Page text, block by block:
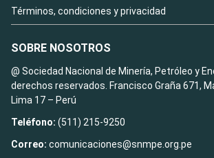
Términos, condiciones y privacidad
SOBRE NOSOTROS
@ Sociedad Nacional de Minería, Petróleo y
derechos reservados. Francisco Graña 671,
Lima 17 – Perú
Teléfono: (511) 215-9250
Correo: comunicaciones@snmpe.org.pe